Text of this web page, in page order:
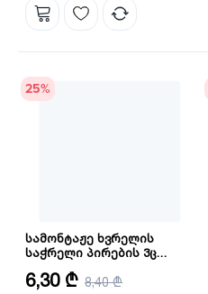
25%
სამონტაჟე ხვრელის
საჭრელი პირების 3ც
(AKHS302)
რაოდენობა: 3ც
6,30 ₾ 8,40 ₾